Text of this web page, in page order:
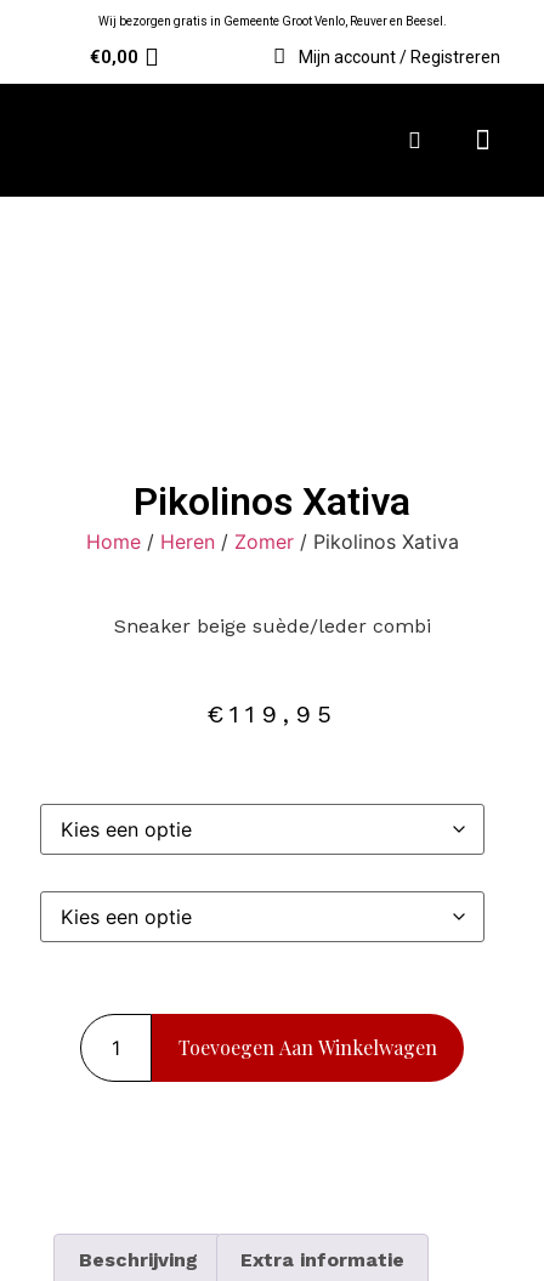
Wij bezorgen gratis in Gemeente Groot Venlo, Reuver en Beesel.
€0,00 Mijn account / Registreren
Pikolinos Xativa
Home/ Heren/ Zomer/ Pikolinos Xativa
Sneaker beige suède/leder combi
€ 119,95
Toevoegen Aan Winkelwagen
Beschrijving Extra informatie